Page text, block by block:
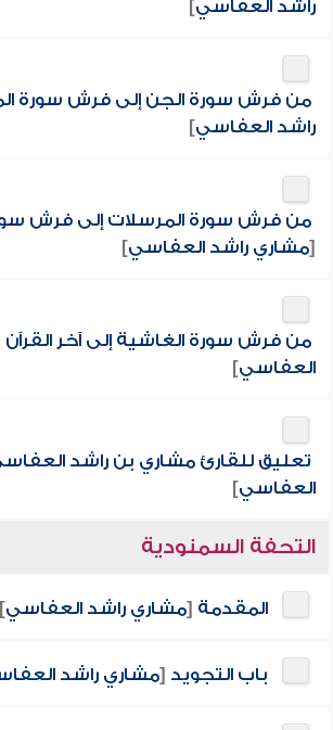
راشد العفاسي]
من فرش سورة الجن إلى فرش سورة
راشد العفاسي]
من فرش سورة المرسلات إلى فرش
[مشاري راشد العفاسي]
من فرش سورة الغاشية إلى آخر القرآن
العفاسي]
تعليق للقارئ مشاري بن راشد
العفاسي]
التحفة السمنودية
المقدمة [مشاري راشد العفاسي]
باب التجويد [مشاري راشد